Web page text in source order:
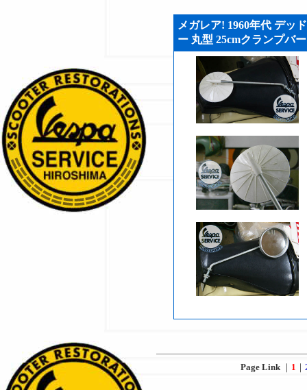
メガレア! 1960年代 デッ
ー 丸型 25cmクランプバ
Page Link｜ 1 ｜